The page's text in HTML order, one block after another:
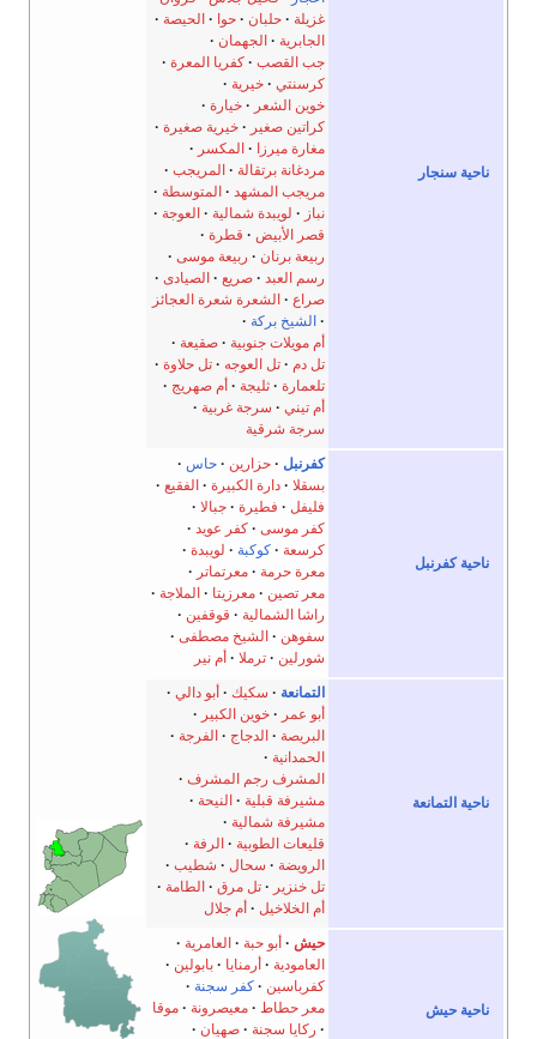
ناحية سنجار
غزيلة
حلبان حوا
الحيصة
الجابرية
الجهمان
جب القصب
كفريا المعرة
كرسنتي
خيرية
خوين الشعر
خيارة
كراتين صغير
خيرية صغيرة
مغارة ميرزا
المكسر
مردغانة برتقالة
المريجب
مريجب المشهد
المتوسطة
نباز
لويبدة شمالية
العوجة
قصر الأبيض
قطرة
ربيعة برنان
ربيعة موسى
رسم العبد
صريع
الصيادى
صراع
الشعرة شعرة العجائز
الشيخ بركة
أم مويلات جنوبية
صقيعة
تل دم
تل العوجه
تل حلاوة
تلعمارة
ثليجة
أم صهريج
أم تيني
سرجة غربية
سرجة شرقية
ناحية كفرنبل
كفرنبل حزارين
حاس
بسقلا
دارة الكبيرة
الفقيع
فليفل
فطيرة
جبالا
كفر موسى
كفر عويد
كرسعة
كوكبة
لويبدة
معرة حرمة
معرتماتر
معر تصين
معرزيتا
الملاجة
راشا الشمالية
قوقفين
سفوهن
الشيخ مصطفى
شورلين
ترملا أم نير
ناحية التمانعة
التمانعة سكيك
أبو دالي
أبو عمر
خوين الكبير
البريصة
الدجاج
الفرجة
الحمدانية
المشرف رجم المشرف
مشيرفة قبلية
النيحة
مشيرفة شمالية
قليعات الطوبية
الرفة
الرويضة
سحال
شطيب
تل خنزير
تل مرق
الطامة
أم الخلاخيل
أم جلال
ناحية حيش
حيش أبو حبة
العامرية
العامودية
أرمنايا
بابولين
كفرباسين
كفر سجنة
معر حطاط
معيصرونة
موقا
ركايا سجنة
صهيان